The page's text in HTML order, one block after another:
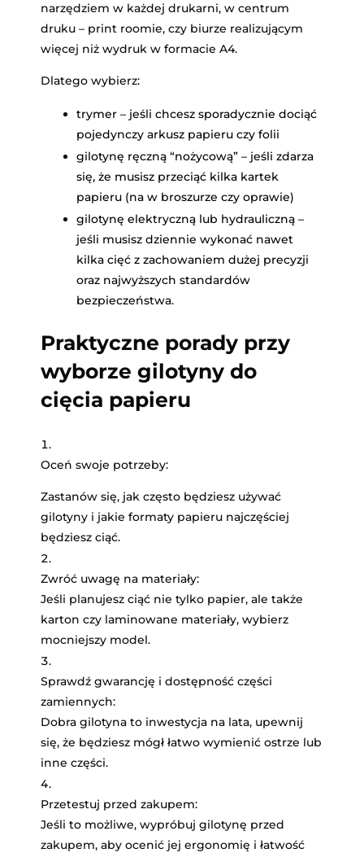
narzędziem w każdej drukarni, w centrum
druku – print roomie, czy biurze realizującym
więcej niż wydruk w formacie A4.
Dlatego wybierz:
trymer – jeśli chcesz sporadycznie dociąć
pojedynczy arkusz papieru czy folii
gilotynę ręczną “nożycową” – jeśli zdarza
się, że musisz przeciąć kilka kartek
papieru (na w broszurze czy oprawie)
gilotynę elektryczną lub hydrauliczną –
jeśli musisz dziennie wykonać nawet
kilka cięć z zachowaniem dużej precyzji
oraz najwyższych standardów
bezpieczeństwa.
Praktyczne porady przy
wyborze gilotyny do
cięcia papieru
Oceń swoje potrzeby:
Zastanów się, jak często będziesz używać
gilotyny i jakie formaty papieru najczęściej
będziesz ciąć.
Zwróć uwagę na materiały:
Jeśli planujesz ciąć nie tylko papier, ale także
karton czy laminowane materiały, wybierz
mocniejszy model.
Sprawdź gwarancję i dostępność części
zamiennych:
Dobra gilotyna to inwestycja na lata, upewnij
się, że będziesz mógł łatwo wymienić ostrze lub
inne części.
Przetestuj przed zakupem:
Jeśli to możliwe, wypróbuj gilotynę przed
zakupem, aby ocenić jej ergonomię i łatwość